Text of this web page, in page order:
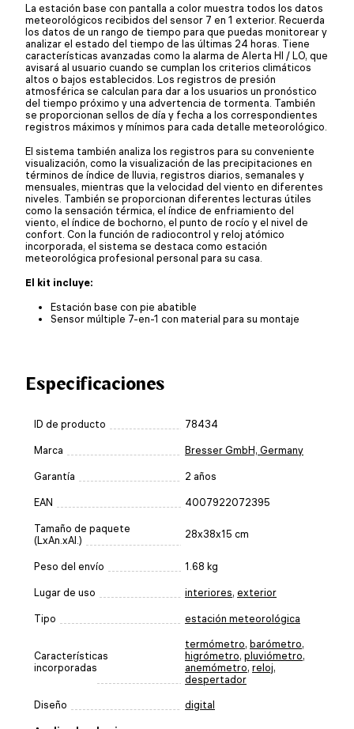
La estación base con pantalla a color muestra todos los datos
meteorológicos recibidos del sensor 7 en 1 exterior. Recuerda
los datos de un rango de tiempo para que puedas monitorear y
analizar el estado del tiempo de las últimas 24 horas. Tiene
características avanzadas como la alarma de Alerta HI / LO, que
avisará al usuario cuando se cumplan los criterios climáticos
altos o bajos establecidos. Los registros de presión
atmosférica se calculan para dar a los usuarios un pronóstico
del tiempo próximo y una advertencia de tormenta. También
se proporcionan sellos de día y fecha a los correspondientes
registros máximos y mínimos para cada detalle meteorológico.
El sistema también analiza los registros para su conveniente
visualización, como la visualización de las precipitaciones en
términos de índice de lluvia, registros diarios, semanales y
mensuales, mientras que la velocidad del viento en diferentes
niveles. También se proporcionan diferentes lecturas útiles
como la sensación térmica, el índice de enfriamiento del
viento, el índice de bochorno, el punto de rocío y el nivel de
confort. Con la función de radiocontrol y reloj atómico
incorporada, el sistema se destaca como estación
meteorológica profesional personal para su casa.
El kit incluye:
Estación base con pie abatible
Sensor múltiple 7-en-1 con material para su montaje
Especificaciones
ID de producto 78434
Marca Bresser GmbH, Germany
Garantía 2 años
EAN 4007922072395
Tamaño de paquete
(LxAn.xAl.)
28x38x15 cm
Peso del envío 1.68 kg
Lugar de uso interiores, exterior
Tipo estación meteorológica
Características
incorporadas
termómetro, barómetro,
higrómetro, pluviómetro,
anemómetro, reloj,
despertador
Diseño digital